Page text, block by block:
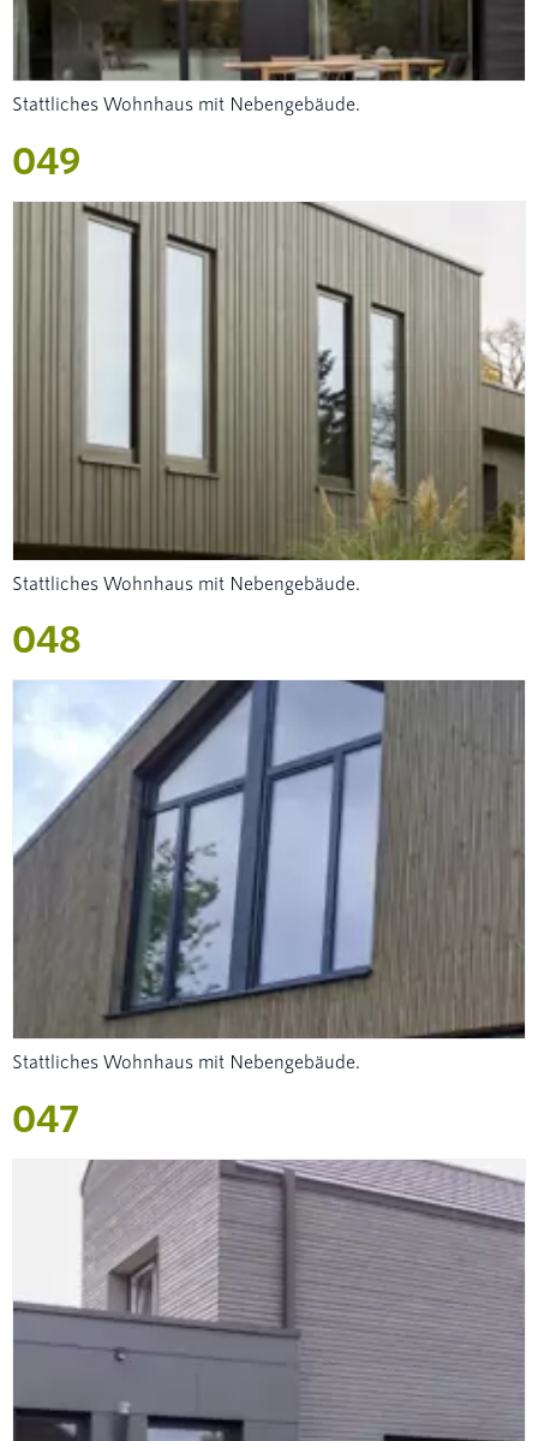
Stattliches Wohnhaus mit Nebengebäude.
049
Stattliches Wohnhaus mit Nebengebäude.
048
Stattliches Wohnhaus mit Nebengebäude.
047